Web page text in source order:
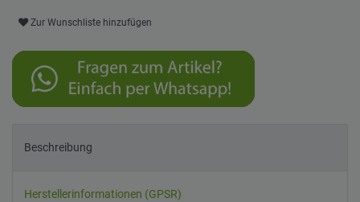
Zur Wunschliste hinzufügen
Beschreibung
Herstellerinformationen (GPSR)